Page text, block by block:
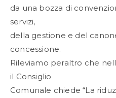
da una bozza di
servizi,
della gestione e del
concessione.
Rileviamo peraltro che
il Consiglio
Comunale chiede “La